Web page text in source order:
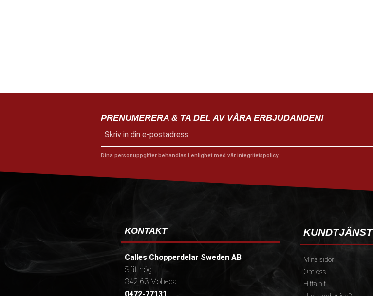
PRENUMERERA & TA DEL AV VÅRA ERBJUDANDEN!
Dina personuppgifter behandlas i enlighet med vår integritetspolicy.
KONTAKT
Calles Chopperdelar Sweden AB
Slätthög
342 63 Moheda
0472-77131
KUNDTJÄNST
Mina sidor
Om oss
Hitta hit